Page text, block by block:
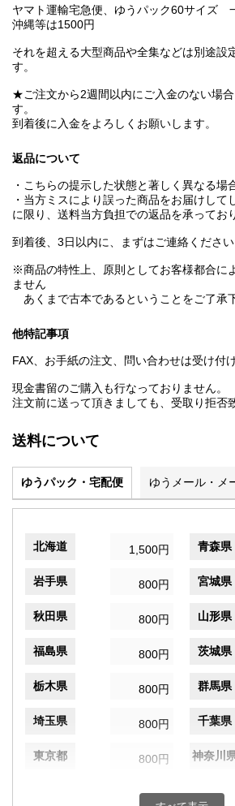
ヤマト運輸宅急便、ゆうパック60サイズ
沖縄等は1500円
それを超える大型商品や全集などは別途設
す。
★ご注文から2週間以内にご入金のない場
す。
到着後に入金をよろしくお願いします。
返品について
・こちらの提示した状態と著しく異なる場
・当方ミスにより誤った商品をお届けして
に限り、送料当方負担での返品を承ってお
到着後、3日以内に、まずはご連絡ください
※商品の特性上、原則としてお客様都合に
ません
あくまで古本であるということをご了承
他特記事項
FAX、お手紙の注文、問い合わせは受け付
現金書留のご購入も行なっておりません。
注文前に送って頂きましても、受取り拒否
送料について
ゆうパック・宅配便 ゆうメール・メ
北海道 1,500円 青森県
岩手県 800円 宮城県
秋田県 800円 山形県
福島県 800円 茨城県
栃木県 800円 群馬県
埼玉県 800円 千葉県
東京都 800円 神奈川
800円 富山県